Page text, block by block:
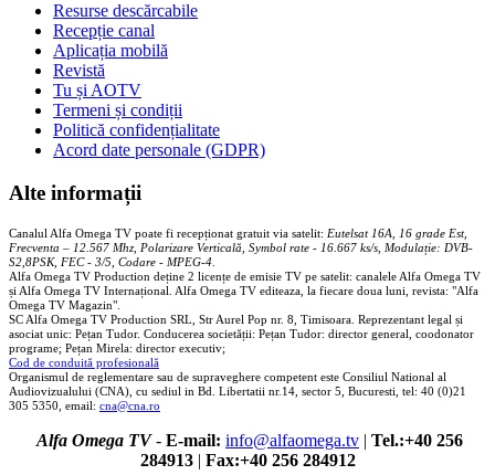
Resurse descărcabile
Recepție canal
Aplicația mobilă
Revistă
Tu și AOTV
Termeni și condiții
Politică confidențialitate
Acord date personale (GDPR)
Alte informații
Canalul Alfa Omega TV poate fi recepționat gratuit via satelit: Eutelsat 16A, 16 grade Est,
Frecventa – 12.567 Mhz, Polarizare Verticală, Symbol rate - 16.667 ks/s, Modulație: DVB-
S2,8PSK, FEC - 3/5, Codare - MPEG-4
Alfa Omega TV Production deține 2 licențe de emisie TV pe satelit: canalele Alfa Omega TV
și Alfa Omega TV Internațional. Alfa Omega TV editeaza, la fiecare doua luni, revista: "Alfa
Omega TV Magazin".
SC Alfa Omega TV Production SRL, Str Aurel Pop nr. 8, Timisoara. Reprezentant legal și
asociat unic: Pețan Tudor. Conducerea societății: Pețan Tudor: director general, coodonator
programe; Pețan Mirela: director executiv;
Cod de conduită profesională
Organismul de reglementare sau de supraveghere competent este Consiliul National al
Audiovizualului (CNA), cu sediul in Bd. Libertatii nr.14, sector 5, Bucuresti, tel: 40 (0)21
305 5350, email: cna@cna.ro
Alfa Omega TV- E-mail: info@alfaomega.tv | Tel.:+40 256
284913| Fax:+40 256 284912